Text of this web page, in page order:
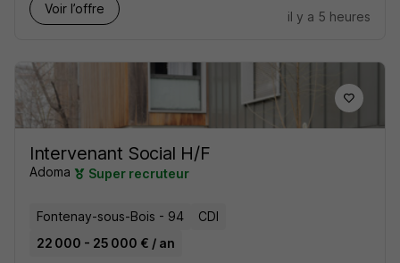
Voir l’offre
il y a 5 heures
Intervenant Social H/F
Adoma Super recruteur
Fontenay-sous-Bois - 94
CDI
22 000 - 25 000 € / an